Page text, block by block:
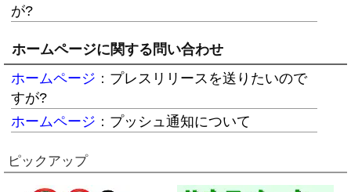
が?
ホームページに関する問い合わせ
ホームページ ： プレスリリースを送りたいので
すが?
ホームページ ： プッシュ通知について
ピックアップ